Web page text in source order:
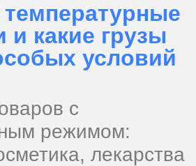
температурные
и какие грузы
условий
с
режимом:
лекарства